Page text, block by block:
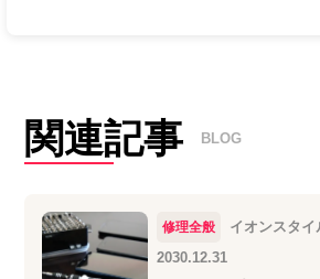
関連記事 BLOG
修理全般
イオンスタイ
2030.12.31